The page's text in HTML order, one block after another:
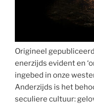
Origineel
enerzijds evident en
ingebed in onze
Anderzijds is het
seculiere cultuur: